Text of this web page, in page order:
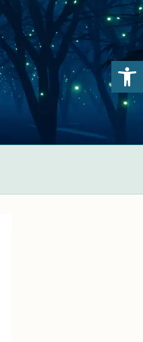
Skip
content
פתח סרגל נגישות